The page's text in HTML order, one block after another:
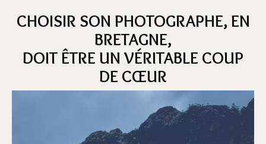
CHOISIR SON PHOTOGRAPHE, EN
BRETAGNE,
DOIT ÊTRE UN VÉRITABLE COUP
DE CŒUR